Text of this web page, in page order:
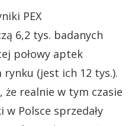
PEX
6,2 tys. badanych
połowy aptek
rynku (jest ich 12 tys.).
że realnie w tym czasie
w Polsce sprzedały